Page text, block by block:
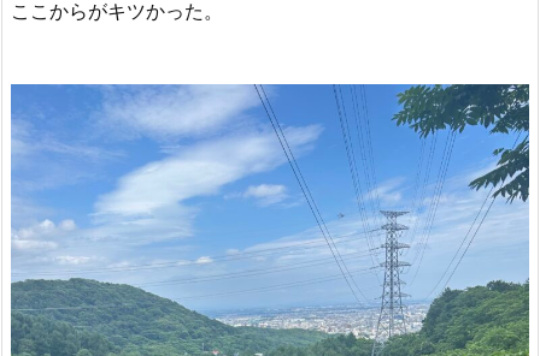
ここからがキツかった。